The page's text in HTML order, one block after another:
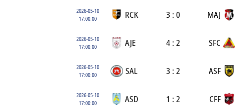
2026-05-10
17:00:00
RCK 3 : 0 MAJ
2026-05-10
17:00:00
AJE 4 : 2 SFC
2026-05-10
17:00:00
SAL 3 : 2 ASF
2026-05-10
17:00:00
ASD 1 : 2 CFF